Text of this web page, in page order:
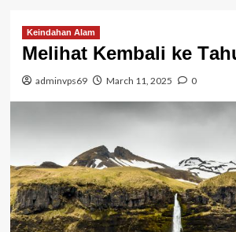
Keindahan Alam
Melihat Kembali kе
adminvps69 March 11, 2025 0